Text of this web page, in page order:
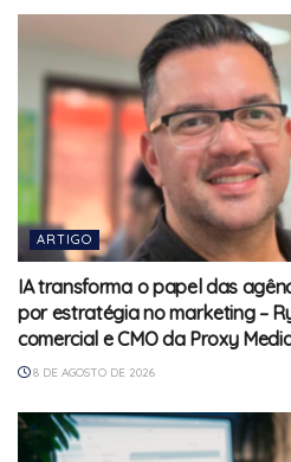
ARTIGO
IA transforma o papel das
por estratégia no marketing –
comercial e CMO da Proxy
8 DE AGOSTO DE 2026